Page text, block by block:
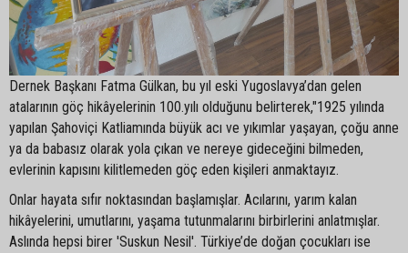
Dernek Başkanı Fatma Gülkan, bu yıl eski Yugoslavya’dan gelen
atalarının göç hikâyelerinin 100.yılı olduğunu belirterek,"1925 yılında
yapılan Şahoviçi Katliamında büyük acı ve yıkımlar yaşayan, çoğu anne
ya da babasız olarak yola çıkan ve nereye gideceğini bilmeden,
evlerinin kapısını kilitlemeden göç eden kişileri anmaktayız.
Onlar hayata sıfır noktasından başlamışlar. Acılarını, yarım kalan
hikâyelerini, umutlarını, yaşama tutunmalarını birbirlerini anlatmışlar.
Aslında hepsi birer 'Suskun Nesil'. Türkiye’de doğan çocukları ise